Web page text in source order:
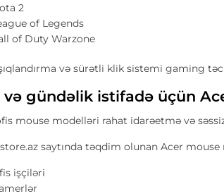
2
of Legends
of Duty Warzone
və sürətli klik sistemi gaming
və gündəlik istifadə üçün
mouse modelləri rahat idarəetmə və
saytında təqdim olunan Acer
işçiləri